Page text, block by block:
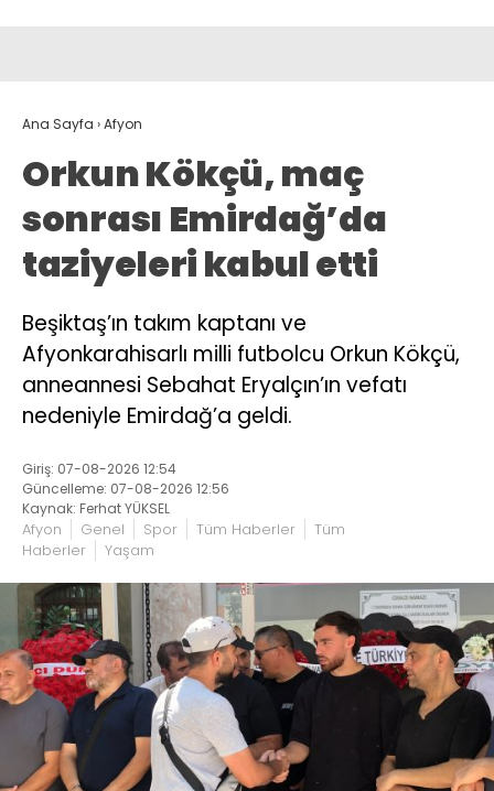
Ana Sayfa ›Afyon
Orkun Kökçü, maç
sonrası Emirdağ’da
taziyeleri kabul etti
Beşiktaş’ın takım kaptanı ve
Afyonkarahisarlı milli futbolcu Orkun Kökçü,
anneannesi Sebahat Eryalçın’ın vefatı
nedeniyle Emirdağ’a geldi.
Giriş: 07-08-2026 12:54
Güncelleme: 07-08-2026 12:56
Kaynak: Ferhat YÜKSEL
Afyon Genel Spor Tüm Haberler
Tüm
Haberler
Yaşam